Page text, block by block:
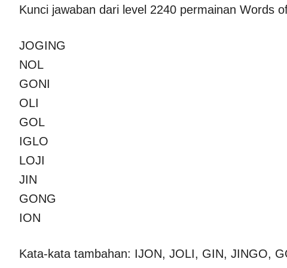
Kunci jawaban dari level 2240 permainan Words
JOGING
NOL
GONI
OLI
GOL
IGLO
LOJI
JIN
GONG
ION
Kata-kata tambahan: IJON, JOLI, GIN, JINGO,